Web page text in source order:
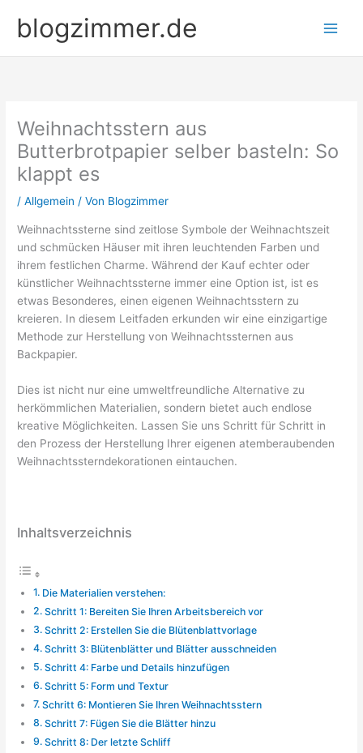
Inhaltblogzimmer.de
Weihnachtsstern aus
Butterbrotpapier selber basteln: So
klappt es
/Allgemein / Von Blogzimmer
Weihnachtssterne sind zeitlose Symbole der Weihnachtszeit
und schmücken Häuser mit ihren leuchtenden Farben und
ihrem festlichen Charme. Während der Kauf echter oder
künstlicher Weihnachtssterne immer eine Option ist, ist es
etwas Besonderes, einen eigenen Weihnachtsstern zu
kreieren. In diesem Leitfaden erkunden wir eine einzigartige
Methode zur Herstellung von Weihnachtssternen aus
Backpapier.
Dies ist nicht nur eine umweltfreundliche Alternative zu
herkömmlichen Materialien, sondern bietet auch endlose
kreative Möglichkeiten. Lassen Sie uns Schritt für Schritt in
den Prozess der Herstellung Ihrer eigenen atemberaubenden
Weihnachtssterndekorationen eintauchen.
Inhaltsverzeichnis
Die Materialien verstehen:
Schritt 1: Bereiten Sie Ihren Arbeitsbereich vor
Schritt 2: Erstellen Sie die Blütenblattvorlage
Schritt 3: Blütenblätter und Blätter ausschneiden
Schritt 4: Farbe und Details hinzufügen
Schritt 5: Form und Textur
Schritt 6: Montieren Sie Ihren Weihnachtsstern
Schritt 7: Fügen Sie die Blätter hinzu
Schritt 8: Der letzte Schliff